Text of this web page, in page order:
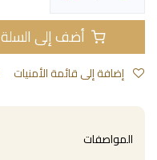
أضف إلى السلة
المواصفات